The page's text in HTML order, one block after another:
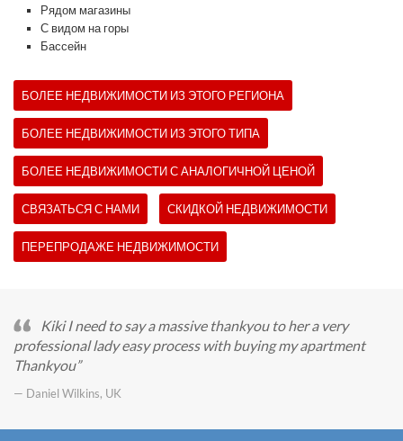
Рядом магазины
С видом на горы
Бассейн
БОЛЕЕ НЕДВИЖИМОСТИ ИЗ ЭТОГО РЕГИОНА
БОЛЕЕ НЕДВИЖИМОСТИ ИЗ ЭТОГО ТИПА
БОЛЕЕ НЕДВИЖИМОСТИ С АНАЛОГИЧНОЙ ЦЕНОЙ
СВЯЗАТЬСЯ С НАМИ СКИДКОЙ НЕДВИЖИМОСТИ
ПЕРЕПРОДАЖЕ НЕДВИЖИМОСТИ
Kiki I need to say a massive thankyou to her a very
professional lady easy process with buying my apartment
Thankyou
— Daniel Wilkins, UK